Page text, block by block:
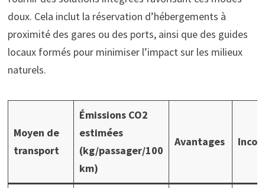
doux. Cela inclut la réservation d’hébergements à
proximité des gares ou des ports, ainsi que des guides
locaux formés pour minimiser l’impact sur les milieux
naturels.
Moyen de
transport
Émissions CO2
estimées
(kg/passager/100
km)
Avantages